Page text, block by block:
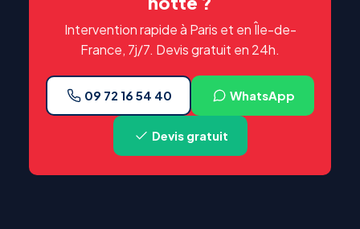
Intervention rapide à Paris et en Île-de-
France, 7j/7. Devis gratuit en 24h.
09 72 16 54 40 WhatsApp
Devis gratuit